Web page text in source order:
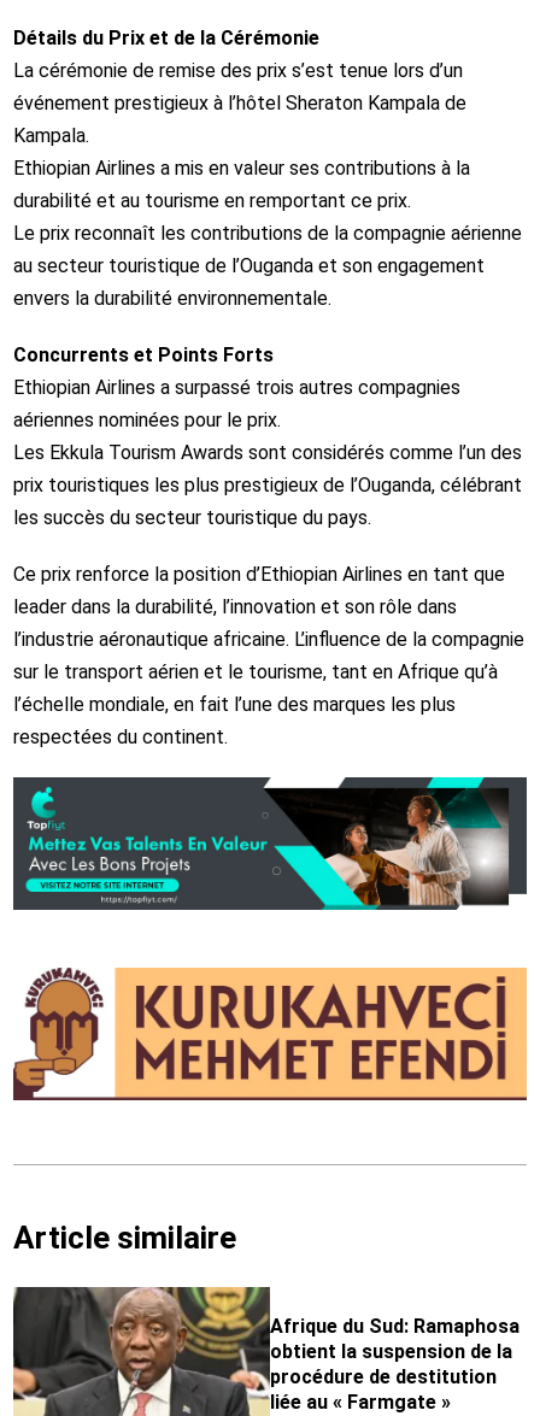
Détails du Prix et de la Cérémonie
La cérémonie de remise des prix s’est tenue lors d’un
événement prestigieux à l’hôtel Sheraton Kampala de
Kampala.
Ethiopian Airlines a mis en valeur ses contributions à la
durabilité et au tourisme en remportant ce prix.
Le prix reconnaît les contributions de la compagnie aérienne
au secteur touristique de l’Ouganda et son engagement
envers la durabilité environnementale.
Concurrents et Points Forts
Ethiopian Airlines a surpassé trois autres compagnies
aériennes nominées pour le prix.
Les Ekkula Tourism Awards sont considérés comme l’un des
prix touristiques les plus prestigieux de l’Ouganda, célébrant
les succès du secteur touristique du pays.
Ce prix renforce la position d’Ethiopian Airlines en tant que
leader dans la durabilité, l’innovation et son rôle dans
l’industrie aéronautique africaine. L’influence de la compagnie
sur le transport aérien et le tourisme, tant en Afrique qu’à
l’échelle mondiale, en fait l’une des marques les plus
respectées du continent.
Article similaire
Afrique du Sud: Ramaphosa
obtient la suspension de la
procédure de destitution
liée au « Farmgate »